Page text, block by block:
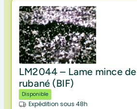
LM2044 – Lame mince
rubané (BIF)
Disponible
Expédition sous 48h